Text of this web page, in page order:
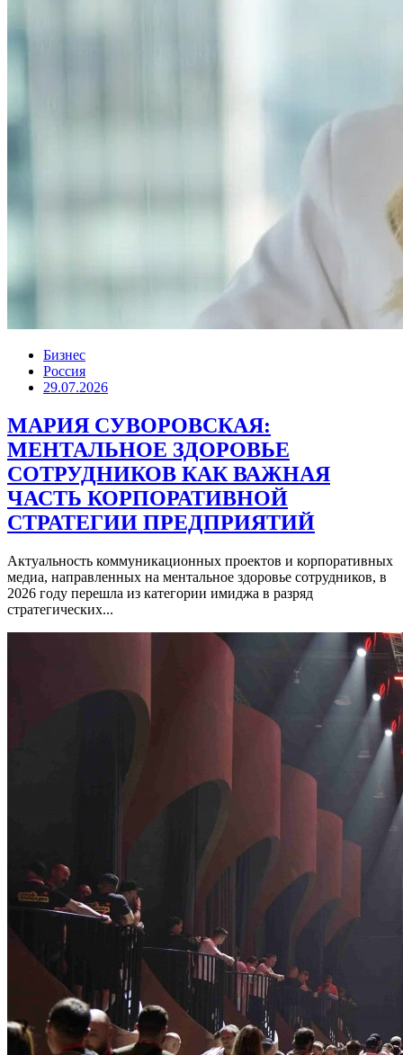
Бизнес
Россия
29.07.2026
МАРИЯ СУВОРОВСКАЯ:
МЕНТАЛЬНОЕ ЗДОРОВЬЕ
СОТРУДНИКОВ КАК ВАЖНАЯ
ЧАСТЬ КОРПОРАТИВНОЙ
СТРАТЕГИИ ПРЕДПРИЯТИЙ
Актуальность коммуникационных проектов и корпоративных
медиа, направленных на ментальное здоровье сотрудников, в
2026 году перешла из категории имиджа в разряд
стратегических...